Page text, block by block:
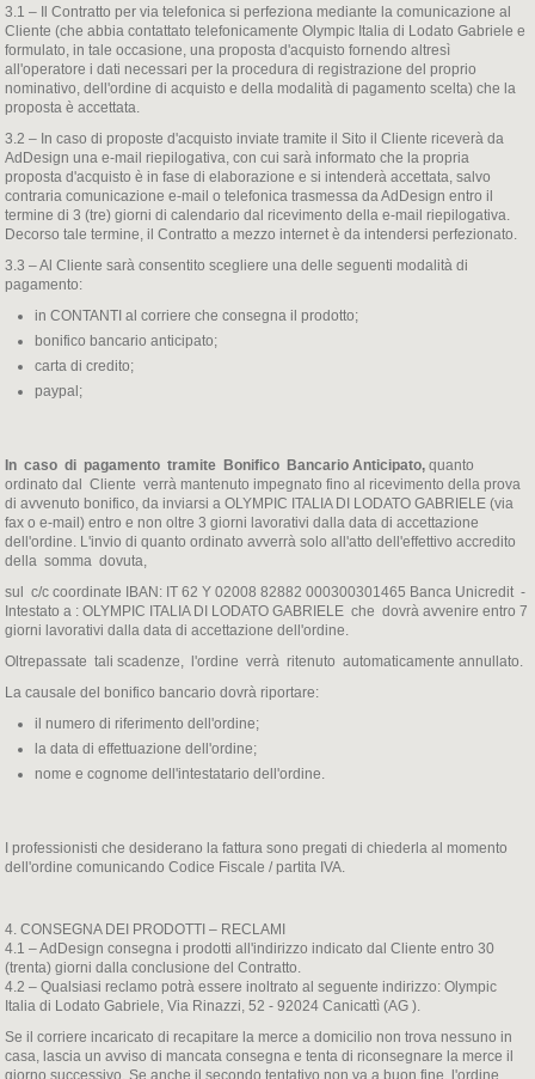
3.1 – Il Contratto per via telefonica si perfeziona mediante la comunicazione al
Cliente (che abbia contattato telefonicamente Olympic Italia di Lodato Gabriele e
formulato, in tale occasione, una proposta d'acquisto fornendo altresì
all'operatore i dati necessari per la procedura di registrazione del proprio
nominativo, dell'ordine di acquisto e della modalità di pagamento scelta) che la
proposta è accettata.
3.2 – In caso di proposte d'acquisto inviate tramite il Sito il Cliente riceverà da
AdDesign una e-mail riepilogativa, con cui sarà informato che la propria
proposta d'acquisto è in fase di elaborazione e si intenderà accettata, salvo
contraria comunicazione e-mail o telefonica trasmessa da AdDesign entro il
termine di 3 (tre) giorni di calendario dal ricevimento della e-mail riepilogativa.
Decorso tale termine, il Contratto a mezzo internet è da intendersi perfezionato.
3.3 – Al Cliente sarà consentito scegliere una delle seguenti modalità di
pagamento:
in CONTANTI al corriere che consegna il prodotto;
bonifico bancario anticipato;
carta di credito;
paypal;
In caso di pagamento tramite Bonifico Bancario Anticipato, quanto
ordinato dal Cliente verrà mantenuto impegnato fino al ricevimento della prova
di avvenuto bonifico, da inviarsi a OLYMPIC ITALIA DI LODATO GABRIELE (via
fax o e-mail) entro e non oltre 3 giorni lavorativi dalla data di accettazione
dell'ordine. L'invio di quanto ordinato avverrà solo all'atto dell'effettivo accredito
della somma dovuta,
sul c/c coordinate IBAN: IT 62 Y 02008 82882 000300301465 Banca Unicredit -
Intestato a : OLYMPIC ITALIA DI LODATO GABRIELE che dovrà avvenire entro 7
giorni lavorativi dalla data di accettazione dell'ordine.
Oltrepassate tali scadenze, l'ordine verrà ritenuto automaticamente annullato.
La causale del bonifico bancario dovrà riportare:
il numero di riferimento dell'ordine;
la data di effettuazione dell'ordine;
nome e cognome dell'intestatario dell'ordine.
I professionisti che desiderano la fattura sono pregati di chiederla al momento
dell'ordine comunicando Codice Fiscale / partita IVA.
4. CONSEGNA DEI PRODOTTI – RECLAMI
4.1 – AdDesign consegna i prodotti all'indirizzo indicato dal Cliente entro 30
(trenta) giorni dalla conclusione del Contratto.
4.2 – Qualsiasi reclamo potrà essere inoltrato al seguente indirizzo: Olympic
Italia di Lodato Gabriele, Via Rinazzi, 52 - 92024 Canicattì (AG ).
Se il corriere incaricato di recapitare la merce a domicilio non trova nessuno in
casa, lascia un avviso di mancata consegna e tenta di riconsegnare la merce il
giorno successivo. Se anche il secondo tentativo non va a buon fine, l'ordine